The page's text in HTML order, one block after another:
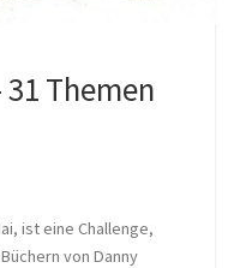
31 Themen
ist eine Challenge,
von Danny